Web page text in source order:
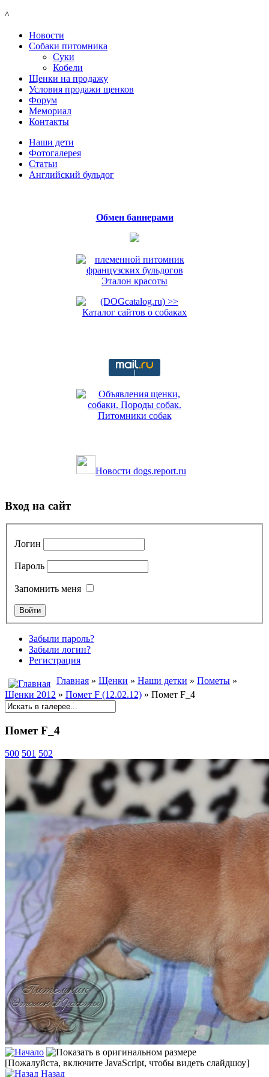
^
Новости
Собаки питомника
Суки
Кобели
Щенки на продажу
Условия продажи щенков
Форум
Мемориал
Контакты
Наши дети
Фотогалерея
Статьи
Английский бульдог
Обмен баннерами
Новости dogs.report.ru
Вход на сайт
Логин
Пароль
Запомнить меня
Забыли пароль?
Забыли логин?
Регистрация
Главная » Щенки » Наши детки » Пометы »
Щенки 2012 » Помет F (12.02.12) » Помет F_4
Помет F_4
500 501 502
[Пожалуйста, включите JavaScript, чтобы видеть слайдшоу]
Назад